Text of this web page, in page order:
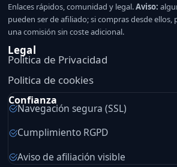
Enlaces rápidos, comunidad y legal.Aviso:
pueden ser de afiliado; si compras desde ellos,
una comisión sin coste adicional.
Legal
Politica de Privacidad
Politica de cookies
Confianza
Navegación segura (SSL)
Cumplimiento RGPD
Aviso de afiliación visible